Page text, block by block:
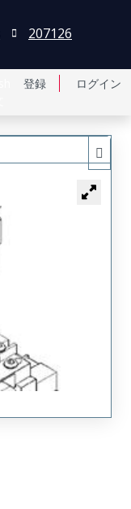
登録 ログイン
207126